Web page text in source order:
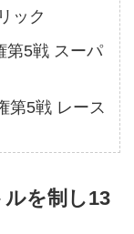
ック
第5戦 スーパ
第5戦 レース
を制し13